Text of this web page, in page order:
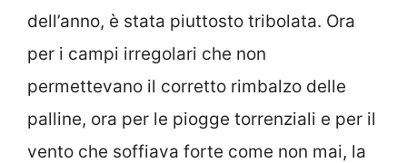
dell’anno, è stata piuttosto tribolata. Ora
per i campi irregolari che non
permettevano il corretto rimbalzo delle
palline, ora per le piogge torrenziali e per il
vento che soffiava forte come non mai, la